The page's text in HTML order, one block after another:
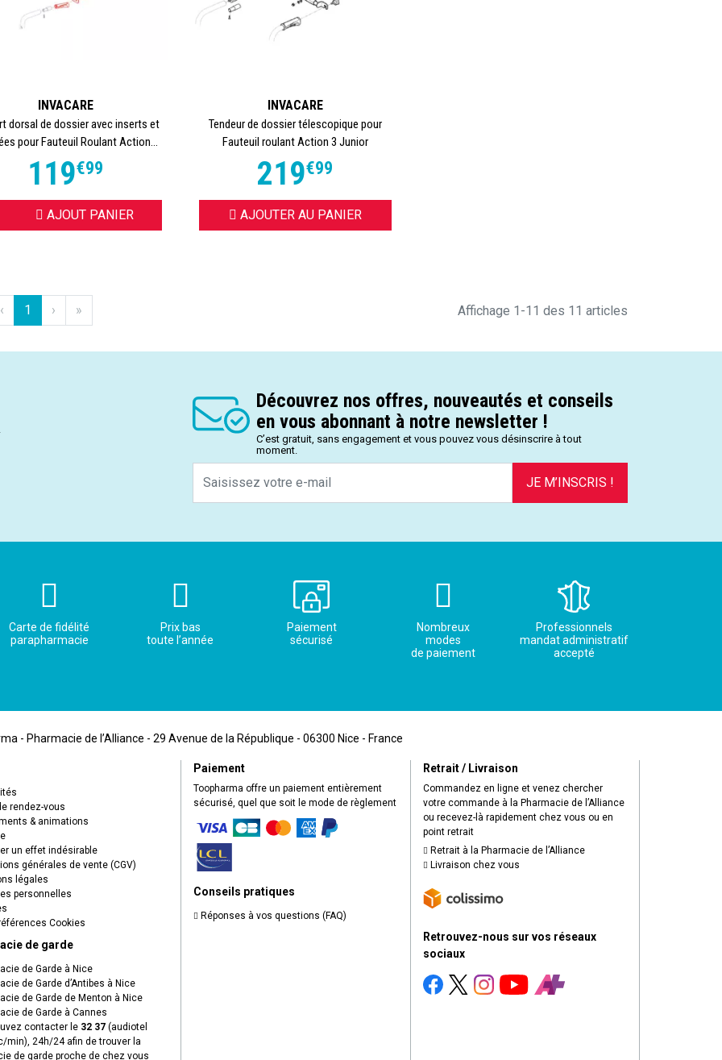
INVACARE
dorsal de dossier avec inserts et
pour Fauteuil Roulant Action...
119€99
AJOUT PANIER
INVACARE
Tendeur de dossier télescopique pour
Fauteuil roulant Action 3 Junior
219€99
AJOUTER AU PANIER
Affichage 1-11 des 11 articles
‹ 1 › »
Découvrez nos offres, nouveautés et conseils
en vous abonnant à notre newsletter !
C’est gratuit, sans engagement et vous pouvez vous désinscrire à tout
moment.
JE M’INSCRIS !
Carte de fidélité
parapharmacie
Prix bas
toute l’année
Paiement
sécurisé
Nombreux
modes
de paiement
Professionnels
mandat administratif
accepté
- Pharmacie de l’Alliance - 29 Avenue de la République - 06300 Nice - France
rendez-vous
& animations
un effet indésirable
générales de vente (CGV)
légales
personnelles
Cookies
de garde
de Garde à Nice
de Garde d’Antibes à Nice
de Garde de Menton à Nice
de Garde à Cannes
contacter le 32 37 (audiotel
min), 24h/24 afin de trouver la
de garde proche de chez vous
Paiement
Toopharma offre un paiement entièrement
sécurisé, quel que soit le mode de règlement
Conseils pratiques
Réponses à vos questions (FAQ)
Retrait / Livraison
Commandez en ligne et venez chercher
votre commande à la Pharmacie de l’Alliance
ou recevez-là rapidement chez vous ou en
point retrait
Retrait à la Pharmacie de l’Alliance
Livraison chez vous
Retrouvez-nous sur vos réseaux
sociaux